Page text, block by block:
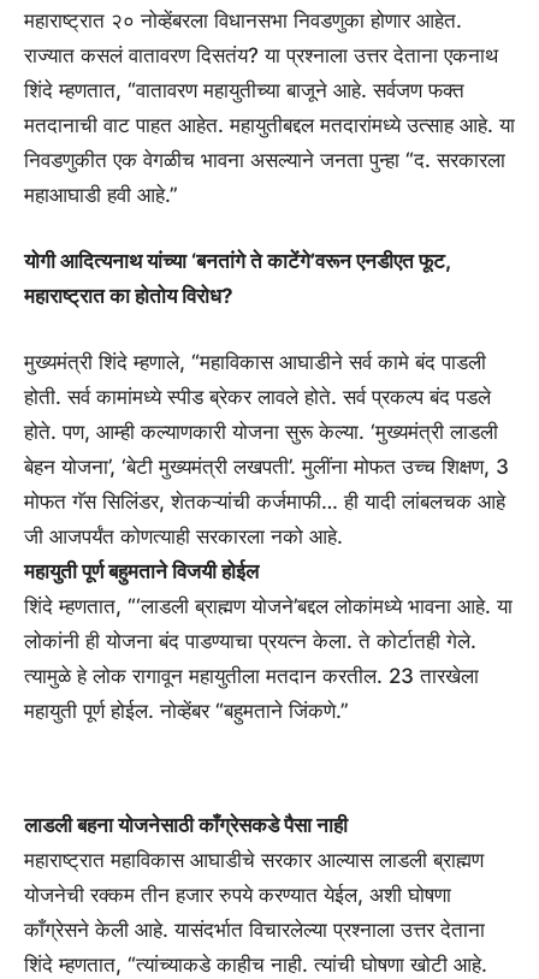
महाराष्ट्रात २० नोव्हेंबरला विधानसभा निवडणुका होणार आहेत.
राज्यात कसलं वातावरण दिसतंय? या प्रश्नाला उत्तर देताना एकनाथ
शिंदे म्हणतात, “वातावरण महायुतीच्या बाजूने आहे. सर्वजण फक्त
मतदानाची वाट पाहत आहेत. महायुतीबद्दल मतदारांमध्ये उत्साह आहे. या
निवडणुकीत एक वेगळीच भावना असल्याने जनता पुन्हा “द. सरकारला
महाआघाडी हवी आहे.”
योगी आदित्यनाथ यांच्या ‘बनतांगे ते काटेंगे’वरून एनडीएत फूट,
महाराष्ट्रात का होतोय विरोध?
मुख्यमंत्री शिंदे म्हणाले, “महाविकास आघाडीने सर्व कामे बंद पाडली
होती. सर्व कामांमध्ये स्पीड ब्रेकर लावले होते. सर्व प्रकल्प बंद पडले
होते. पण, आम्ही कल्याणकारी योजना सुरू केल्या. ‘मुख्यमंत्री लाडली
बेहन योजना’, ‘बेटी मुख्यमंत्री लखपती’. मुलींना मोफत उच्च शिक्षण, 3
मोफत गॅस सिलिंडर, शेतकऱ्यांची कर्जमाफी… ही यादी लांबलचक आहे
जी आजपर्यंत कोणत्याही सरकारला नको आहे.
महायुती पूर्ण बहुमताने विजयी होईल
शिंदे म्हणतात, “‘लाडली ब्राह्मण योजने’बद्दल लोकांमध्ये भावना आहे. या
लोकांनी ही योजना बंद पाडण्याचा प्रयत्न केला. ते कोर्टातही गेले.
त्यामुळे हे लोक रागावून महायुतीला मतदान करतील. 23 तारखेला
महायुती पूर्ण होईल. नोव्हेंबर “बहुमताने जिंकणे.”
लाडली बहना योजनेसाठी काँग्रेसकडे पैसा नाही
महाराष्ट्रात महाविकास आघाडीचे सरकार आल्यास लाडली ब्राह्मण
योजनेची रक्कम तीन हजार रुपये करण्यात येईल, अशी घोषणा
काँग्रेसने केली आहे. यासंदर्भात विचारलेल्या प्रश्नाला उत्तर देताना
शिंदे म्हणतात, “त्यांच्याकडे काहीच नाही. त्यांची घोषणा खोटी आहे.